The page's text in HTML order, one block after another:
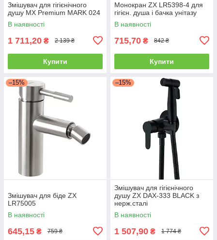
Змішувач для гігієнічного
душу MX Premium MARK 024
В наявності
1 711,20 ₴ 2 139 ₴
Купити
Монокран ZX LR5398-4 для
гігієн. душа і бачка унітазу
В наявності
715,70 ₴ 842 ₴
Купити
–15%
Змішувач для біде ZX
LR75005
В наявності
645,15 ₴ 759 ₴
–15%
Змішувач для гігієнічного
душу ZX DAX-333 BLACK з
нерж.сталі
В наявності
1 507,90 ₴ 1 774 ₴